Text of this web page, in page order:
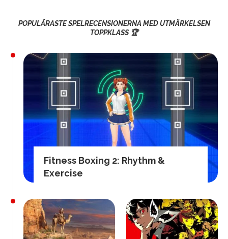
POPULÄRASTE SPELRECENSIONERNA MED UTMÄRKELSEN
TOPPKLASS 🏆
Fitness Boxing 2: Rhythm &
Exercise